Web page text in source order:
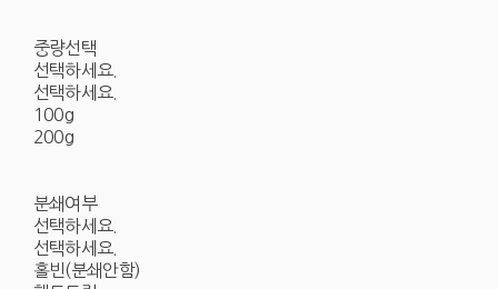
중량선택
선택하세요.
선택하세요.
100g
200g
분쇄여부
선택하세요.
선택하세요.
홀빈(분쇄안함)